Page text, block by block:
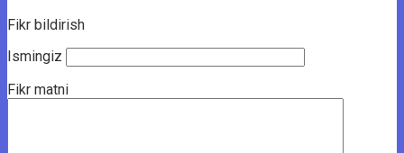
Fikr bildirish
Ismingiz
Fikr matni